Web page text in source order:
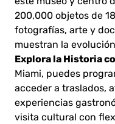
200,000 objetos de
fotografías, arte y
muestran la
Explora la Historia
Miami, puedes
acceder a traslados,
experiencias
visita cultural con